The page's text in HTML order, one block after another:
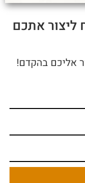
ליצור אתכם
אליכם בהקדם!